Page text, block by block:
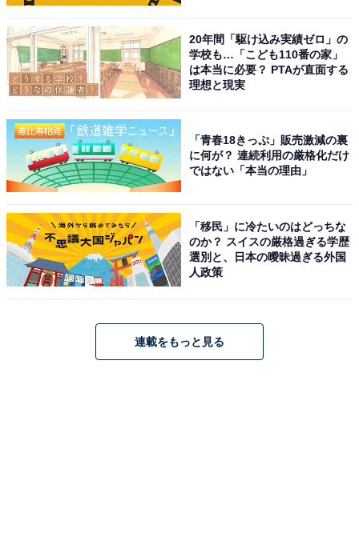
画像出典：フジテレビ『元彼の遺言状』 公式サイト
20年間「駆け込み実績ゼロ」の
学校も…「こども110番の家」
は本当に必要？ PTAが直面する
理想と現実
「青春18きっぷ」販売激減の裏
に何が？ 連続利用の厳格化だけ
ではない「本当の理由」
「移民」に冷たいのはどっちな
のか？ スイスの厳格過ぎる学歴
選別と、日本の曖昧過ぎる外国
人政策
連載をもっと見る